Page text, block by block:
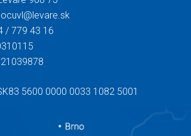
ocuvl@levare.sk
/ 779 43 16
5600 0000 0033 1082 5001